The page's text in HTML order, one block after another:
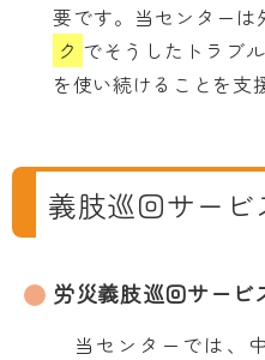
要です。当センターは
ク でそうしたトラブ
を使い続けることを支
義肢巡回サービ
労災義肢巡回サービ
当センターでは、